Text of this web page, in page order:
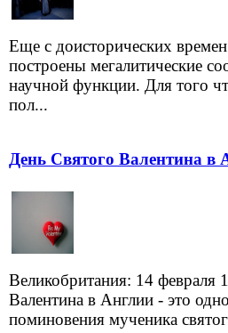
Еще с доисторических
построены мегалитические
научной функции. Для того
пол...
День Святого Валентина в
Великобритания: 14 февраля
Валентина в Англии - это
поминовения мученика